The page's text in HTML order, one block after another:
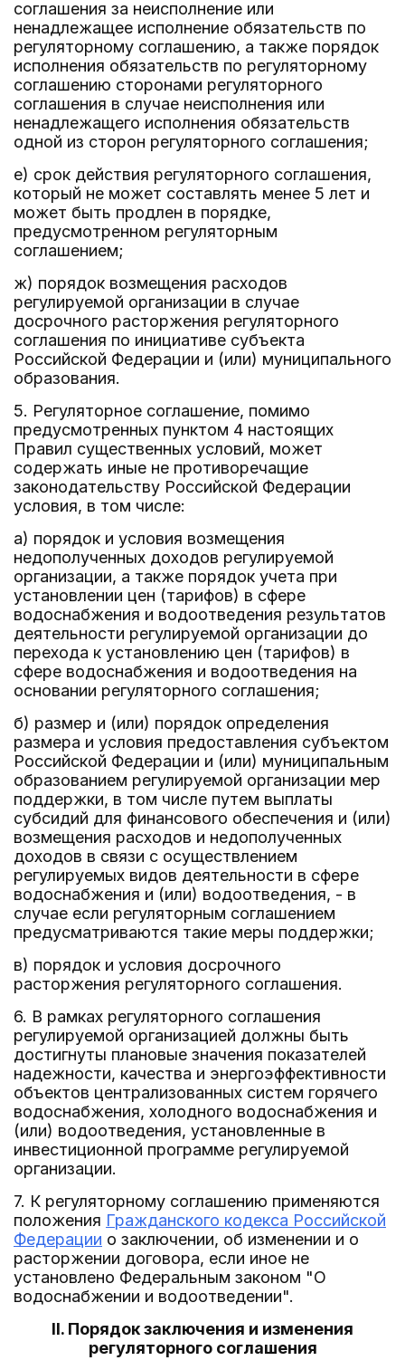
соглашения за неисполнение или
ненадлежащее исполнение обязательств по
регуляторному соглашению, а также порядок
исполнения обязательств по регуляторному
соглашению сторонами регуляторного
соглашения в случае неисполнения или
ненадлежащего исполнения обязательств
одной из сторон регуляторного соглашения;
е) срок действия регуляторного соглашения,
который не может составлять менее 5 лет и
может быть продлен в порядке,
предусмотренном регуляторным
соглашением;
ж) порядок возмещения расходов
регулируемой организации в случае
досрочного расторжения регуляторного
соглашения по инициативе субъекта
Российской Федерации и (или) муниципального
образования.
5. Регуляторное соглашение, помимо
предусмотренных пунктом 4 настоящих
Правил существенных условий, может
содержать иные не противоречащие
законодательству Российской Федерации
условия, в том числе:
а) порядок и условия возмещения
недополученных доходов регулируемой
организации, а также порядок учета при
установлении цен (тарифов) в сфере
водоснабжения и водоотведения результатов
деятельности регулируемой организации до
перехода к установлению цен (тарифов) в
сфере водоснабжения и водоотведения на
основании регуляторного соглашения;
б) размер и (или) порядок определения
размера и условия предоставления субъектом
Российской Федерации и (или) муниципальным
образованием регулируемой организации мер
поддержки, в том числе путем выплаты
субсидий для финансового обеспечения и (или)
возмещения расходов и недополученных
доходов в связи с осуществлением
регулируемых видов деятельности в сфере
водоснабжения и (или) водоотведения, - в
случае если регуляторным соглашением
предусматриваются такие меры поддержки;
в) порядок и условия досрочного
расторжения регуляторного соглашения.
6. В рамках регуляторного соглашения
регулируемой организацией должны быть
достигнуты плановые значения показателей
надежности, качества и энергоэффективности
объектов централизованных систем горячего
водоснабжения, холодного водоснабжения и
(или) водоотведения, установленные в
инвестиционной программе регулируемой
организации.
7. К регуляторному соглашению применяются
положения Гражданского кодекса Российской
Федерации о заключении, об изменении и о
расторжении договора, если иное не
установлено Федеральным законом "О
водоснабжении и водоотведении".
II. Порядок заключения и изменения
регуляторного соглашения